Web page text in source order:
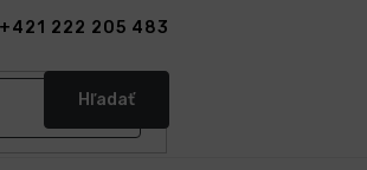
+421 222 205 483
Hľadať